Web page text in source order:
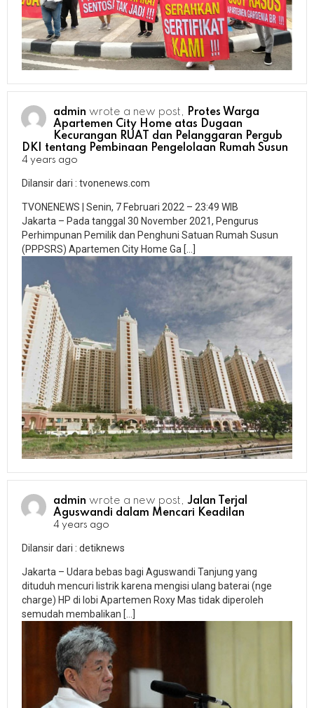
admin wrote a new post, Protes Warga
Apartemen City Home atas Dugaan
Kecurangan RUAT dan Pelanggaran Pergub
DKI tentang Pembinaan Pengelolaan Rumah Susun
4 years ago
Dilansir dari : tvonenews.com
TVONENEWS | Senin, 7 Februari 2022 – 23:49 WIB
Jakarta – Pada tanggal 30 November 2021, Pengurus
Perhimpunan Pemilik dan Penghuni Satuan Rumah Susun
(PPPSRS) Apartemen City Home Ga […]
admin wrote a new post, Jalan Terjal
Aguswandi dalam Mencari Keadilan
4 years ago
Dilansir dari : detiknews
Jakarta – Udara bebas bagi Aguswandi Tanjung yang
dituduh mencuri listrik karena mengisi ulang baterai (nge
charge) HP di lobi Apartemen Roxy Mas tidak diperoleh
semudah membalikan […]